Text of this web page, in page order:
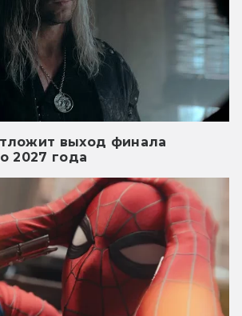
выход финала
2027 года